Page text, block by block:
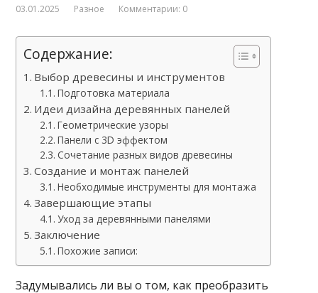
03.01.2025 Разное Комментарии: 0
Содержание:
Выбор древесины и инструментов
Подготовка материала
Идеи дизайна деревянных панелей
Геометрические узоры
Панели с 3D эффектом
Сочетание разных видов древесины
Создание и монтаж панелей
Необходимые инструменты для монтажа
Завершающие этапы
Уход за деревянными панелями
Заключение
Похожие записи:
Задумывались ли вы о том, как преобразить